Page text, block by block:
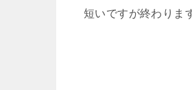
短いですが終わりま